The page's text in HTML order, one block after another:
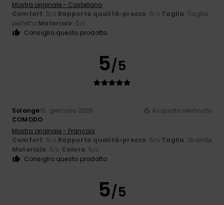
Mostra originale - Castellano
Comfort: 5/5 Rapporto qualità-prezzo: 5/5 Taglia: Taglia
perfetta Materiale: 5/5
Consiglio questo prodotto
5/5
Solange16. gennaio 2026
Acquisto verificato
COMODO
Mostra originale - Français
Comfort: 5/5 Rapporto qualità-prezzo: 5/5 Taglia: Grande
Materiale: 5/5 Colore: 5/5
Consiglio questo prodotto
5/5